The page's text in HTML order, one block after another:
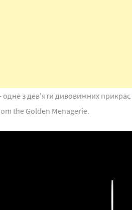
одне з дев'яти дивовижних
the Golden Menagerie.